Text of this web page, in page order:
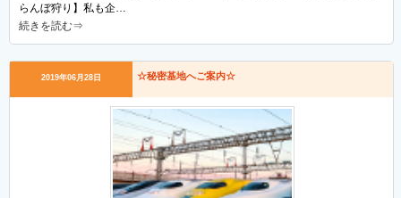
らんぼ狩り】私も企…
続きを読む⇒
2019年06月28日 ☆秘密基地へご案内☆